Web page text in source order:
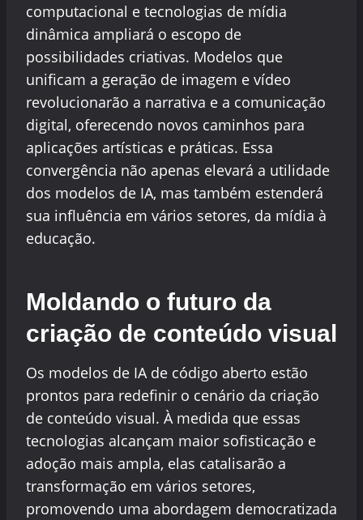
computacional e tecnologias de mídia
dinâmica ampliará o escopo de
possibilidades criativas. Modelos que
unificam a geração de imagem e vídeo
revolucionarão a narrativa e a comunicação
digital, oferecendo novos caminhos para
aplicações artísticas e práticas. Essa
convergência não apenas elevará a utilidade
dos modelos de IA, mas também estenderá
sua influência em vários setores, da mídia à
educação.
Moldando o futuro da
criação de conteúdo visual
Os modelos de IA de código aberto estão
prontos para redefinir o cenário da criação
de conteúdo visual. À medida que essas
tecnologias alcançam maior sofisticação e
adoção mais ampla, elas catalisarão a
transformação em vários setores,
promovendo uma abordagem democratizada